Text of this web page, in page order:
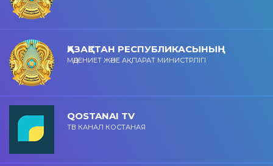
ҚАЗАҚСТАН РЕСПУБЛИКАСЫНЫҢ
МӘДЕНИЕТ ЖӘНЕ АҚПАРАТ МИНИСТРЛІГІ
QOSTANAI TV
ТВ КАНАЛ КОСТАНАЯ